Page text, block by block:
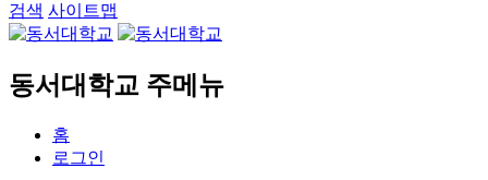
검색 사이트맵
동서대학교 주메뉴
홈
로그인